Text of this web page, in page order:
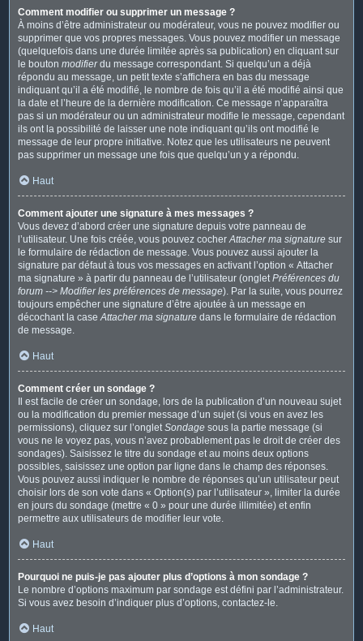
Comment modifier ou supprimer un message ?
À moins d’être administrateur ou modérateur, vous ne pouvez modifier ou
supprimer que vos propres messages. Vous pouvez modifier un message
(quelquefois dans une durée limitée après sa publication) en cliquant sur
le bouton modifierdu message correspondant. Si quelqu’un a déjà
répondu au message, un petit texte s’affichera en bas du message
indiquant qu’il a été modifié, le nombre de fois qu’il a été modifié ainsi que
la date et l’heure de la dernière modification. Ce message n’apparaîtra
pas si un modérateur ou un administrateur modifie le message, cependant
ils ont la possibilité de laisser une note indiquant qu’ils ont modifié le
message de leur propre initiative. Notez que les utilisateurs ne peuvent
pas supprimer un message une fois que quelqu’un y a répondu.
Haut
Comment ajouter une signature à mes messages ?
Vous devez d’abord créer une signature depuis votre panneau de
l’utilisateur. Une fois créée, vous pouvez cocherAttacher ma signature sur
le formulaire de rédaction de message. Vous pouvez aussi ajouter la
signature par défaut à tous vos messages en activant l’option « Attacher
ma signature » à partir du panneau de l’utilisateur (ongletPréférences du
forum --> Modifier les préférences de message). Par la suite, vous pourrez
toujours empêcher une signature d’être ajoutée à un message en
décochant la caseAttacher ma signature dans le formulaire de rédaction
de message.
Haut
Comment créer un sondage ?
Il est facile de créer un sondage, lors de la publication d’un nouveau sujet
ou la modification du premier message d’un sujet (si vous en avez les
permissions), cliquez sur l’ongletSondage sous la partie message (si
vous ne le voyez pas, vous n’avez probablement pas le droit de créer des
sondages). Saisissez le titre du sondage et au moins deux options
possibles, saisissez une option par ligne dans le champ des réponses.
Vous pouvez aussi indiquer le nombre de réponses qu’un utilisateur peut
choisir lors de son vote dans « Option(s) par l’utilisateur », limiter la durée
en jours du sondage (mettre « 0 » pour une durée illimitée) et enfin
permettre aux utilisateurs de modifier leur vote.
Haut
Pourquoi ne puis-je pas ajouter plus d’options à mon sondage ?
Le nombre d’options maximum par sondage est défini par l’administrateur.
Si vous avez besoin d’indiquer plus d’options, contactez-le.
Haut